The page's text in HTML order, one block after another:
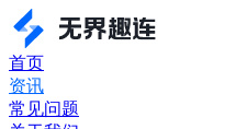
首页
资讯
常见问题